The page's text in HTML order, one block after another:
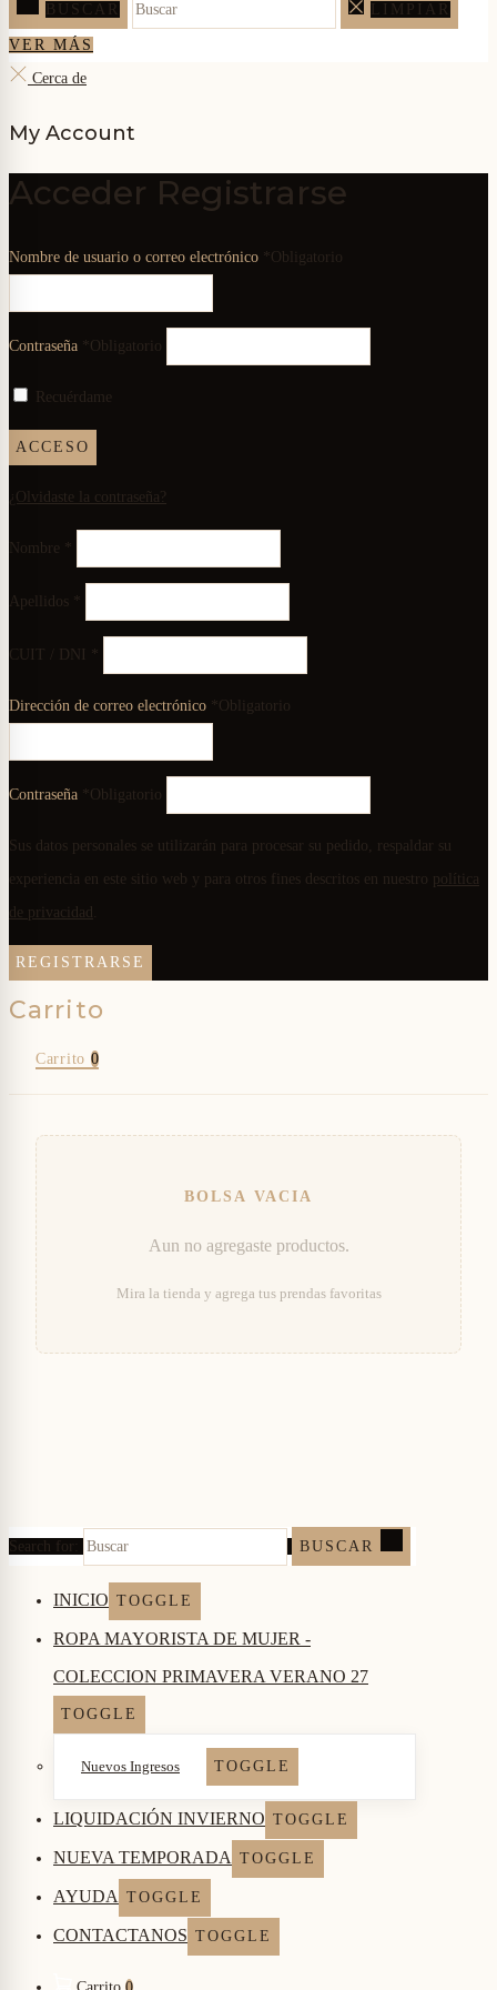
BUSCAR LIMPIAR
VER MÁS
Cerca de
My Account
Acceder Registrarse
Nombre de usuario o correo electrónico *Obligatorio
Contraseña *Obligatorio
Recuérdame
ACCESO
¿Olvidaste la contraseña?
Nombre *
Apellidos *
CUIT / DNI *
Dirección de correo electrónico *Obligatorio
Contraseña *Obligatorio
Sus datos personales se utilizarán para procesar su pedido, respaldar su
experiencia en este sitio web y para otros fines descritos en nuestro política
de privacidad
REGISTRARSE
Carrito 0
Aun no agregaste productos.
Search for: BUSCAR
INICIO TOGGLE
ROPA MAYORISTA DE MUJER -
COLECCION PRIMAVERA VERANO 27
TOGGLE
Nuevos Ingresos TOGGLE
LIQUIDACIÓN INVIERNO TOGGLE
NUEVA TEMPORADA TOGGLE
AYUDA TOGGLE
CONTACTANOS TOGGLE